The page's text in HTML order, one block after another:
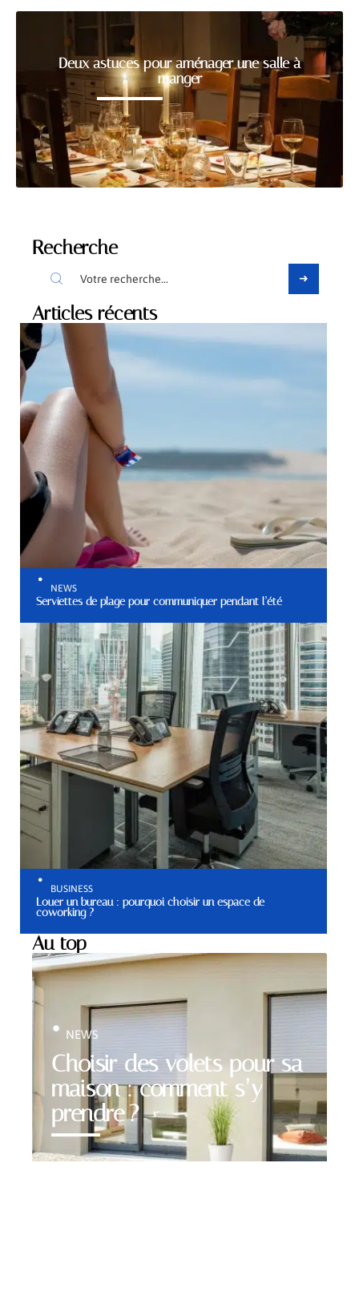
Deux astuces pour aménager une salle à
manger
Recherche
Articles récents
NEWS
Serviettes de plage pour communiquer pendant l’été
BUSINESS
Louer un bureau : pourquoi choisir un espace de
coworking ?
Au top
Choisir des volets pour sa
maison : comment s’y
prendre ?
NEWS